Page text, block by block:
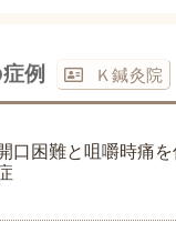
例 Ｋ鍼灸院
口困難と咀嚼時痛